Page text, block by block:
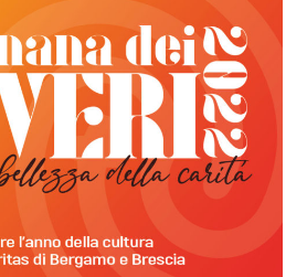
DONA ORA